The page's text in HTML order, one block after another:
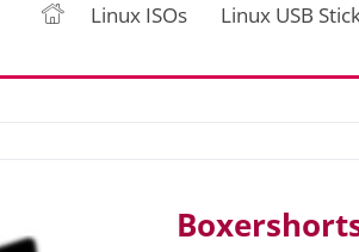
Linux ISOs Linux USB